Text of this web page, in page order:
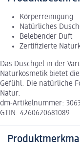
Körperreinigung
Natürliches
Belebender Duft
Zertifizierte
Das Duschgel in der
Naturkosmetik bietet
Gefühl. Die natürliche
Natur.
dm-Artikelnummer:
GTIN: 4260620681089